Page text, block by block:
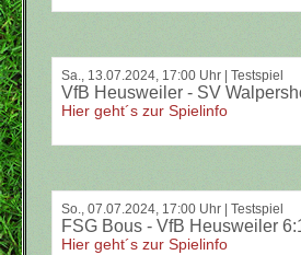
Sa., 13.07.2024, 17:00 Uhr | Testspiel
VfB Heusweiler - SV
Hier geht´s zur Spielinfo
So., 07.07.2024, 17:00 Uhr | Testspiel
FSG Bous - VfB Heusweiler
Hier geht´s zur Spielinfo